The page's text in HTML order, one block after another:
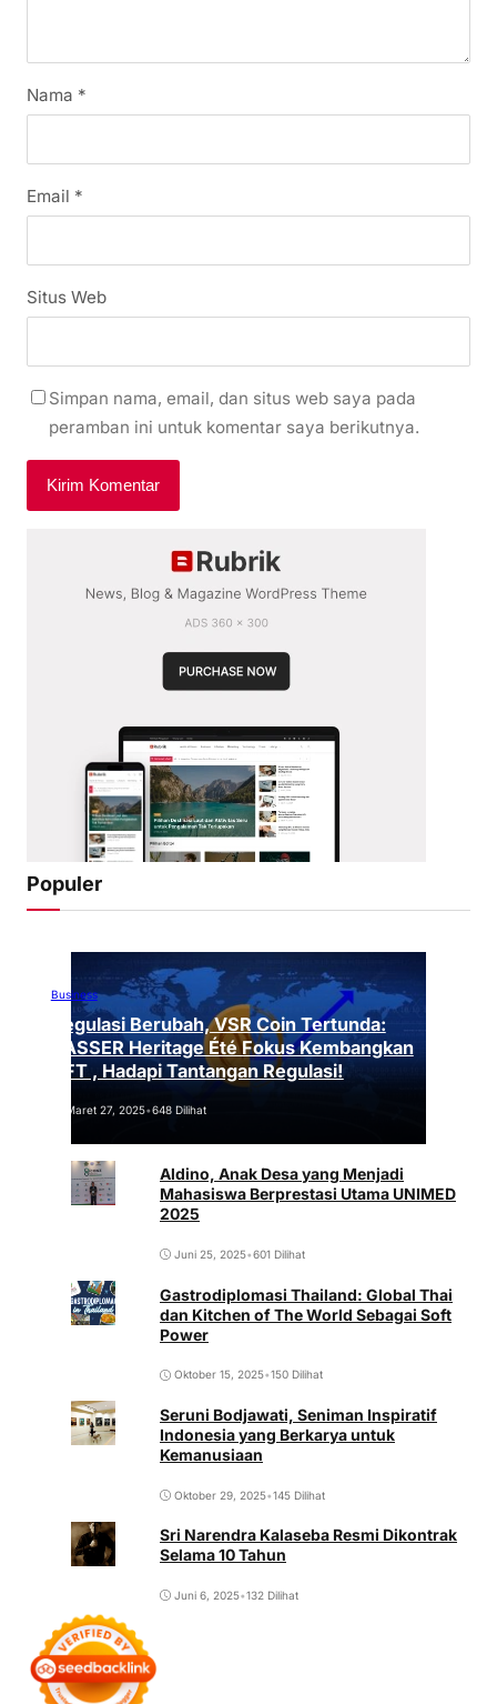
Nama *
Email *
Situs Web
Simpan nama, email, dan situs web saya pada
peramban ini untuk komentar saya berikutnya.
Populer
Business
Regulasi Berubah, VSR Coin Tertunda:
VASSER Heritage Été Fokus Kembangkan
NFT , Hadapi Tantangan Regulasi!
Maret 27, 2025•648 Dilihat
Aldino, Anak Desa yang Menjadi
Mahasiswa Berprestasi Utama UNIMED
2025
Juni 25, 2025•601 Dilihat
Gastrodiplomasi Thailand: Global Thai
dan Kitchen of The World Sebagai Soft
Power
Oktober 15, 2025•150 Dilihat
Seruni Bodjawati, Seniman Inspiratif
Indonesia yang Berkarya untuk
Kemanusiaan
Oktober 29, 2025•145 Dilihat
Sri Narendra Kalaseba Resmi Dikontrak
Selama 10 Tahun
Juni 6, 2025•132 Dilihat